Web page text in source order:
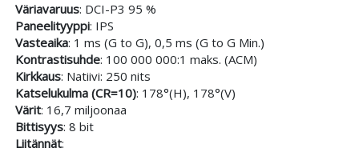
Väriavaruus: DCI-P3 95 %
Paneelityyppi: IPS
Vasteaika: 1 ms (G to G), 0,5 ms (G to G Min.)
Kontrastisuhde: 100 000 000:1 maks. (ACM)
Kirkkaus: Natiivi: 250 nits
Katselukulma (CR=10): 178°(H), 178°(V)
Värit: 16,7 miljoonaa
Bittisyys: 8 bit
Liitännät: